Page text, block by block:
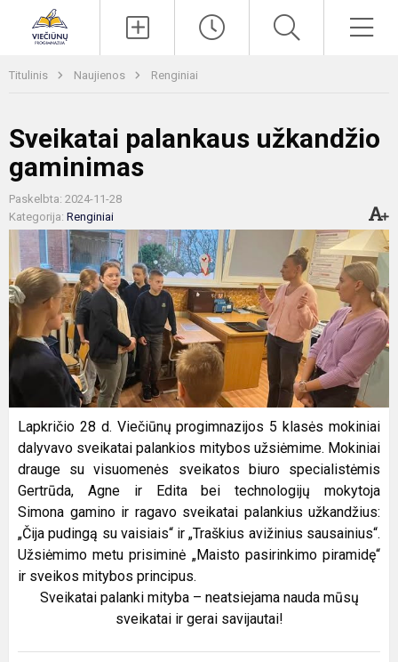
Titulinis Naujienos Renginiai
Sveikatai palankaus užkandžio
gaminimas
Paskelbta: 2024-11-28
Kategorija: Renginiai
Lapkričio 28 d. Viečiūnų progimnazijos 5 klasės mokiniai
dalyvavo sveikatai palankios mitybos užsiėmime. Mokiniai
drauge su visuomenės sveikatos biuro specialistėmis
Gertrūda, Agne ir Edita bei technologijų mokytoja
Simona gamino ir ragavo sveikatai palankius užkandžius:
„Čija pudingą su vaisiais“ ir „Traškius avižinius sausainius“.
Užsiėmimo metu prisiminė „Maisto pasirinkimo piramidę“
ir sveikos mitybos principus.
Sveikatai palanki mityba – neatsiejama nauda mūsų
sveikatai ir gerai savijautai!